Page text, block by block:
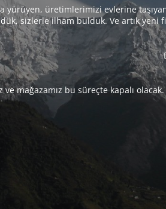
yürüyen, üretimlerimizi evlerine
sizlerle ilham bulduk. Ve artık yeni
ve mağazamız bu süreçte kapalı